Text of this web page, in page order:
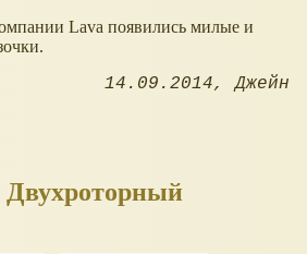
Lava появились милые и
14.09.2014 Джейн